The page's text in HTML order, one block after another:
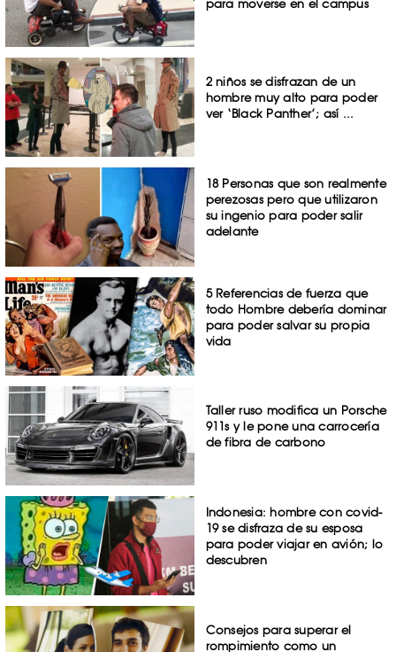
para moverse en el campus
2 niños se disfrazan de un
hombre muy alto para poder
ver ‘Black Panther’; así ...
18 Personas que son realmente
perezosas pero que utilizaron
su ingenio para poder salir
adelante
5 Referencias de fuerza que
todo Hombre debería dominar
para poder salvar su propia
vida
Taller ruso modifica un Porsche
911s y le pone una carrocería
de fibra de carbono
Indonesia: hombre con covid-
19 se disfraza de su esposa
para poder viajar en avión; lo
descubren
Consejos para superar el
rompimiento como un